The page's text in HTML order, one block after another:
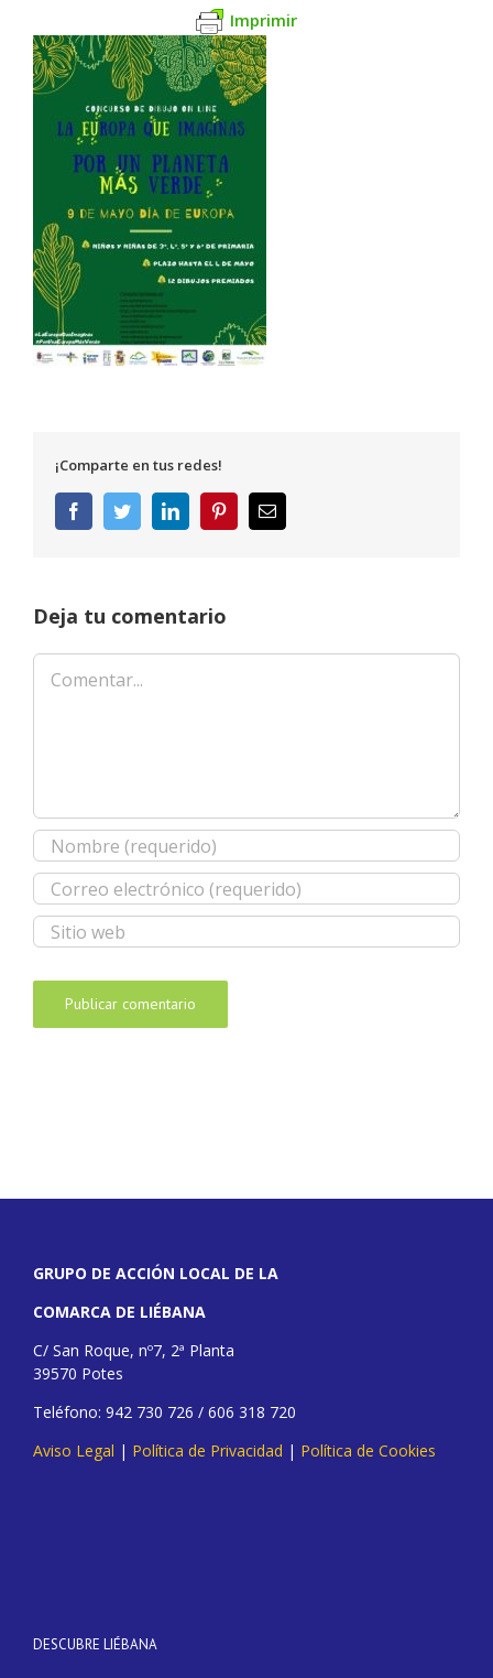
Imprimir
¡Comparte en tus redes!
FacebookTwitterLinkedInPinterestCorreo
electrónico
Deja tu comentario
Comentar
GRUPO DE ACCIÓN LOCAL DE LA
COMARCA DE LIÉBANA
C/ San Roque, nº7, 2ª Planta
39570 Potes
Teléfono: 942 730 726 / 606 318 720
Aviso Legal | Política de Privacidad | Política de Cookies
DESCUBRE LIÉBANA